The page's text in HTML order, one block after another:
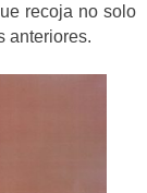
recoja no solo
anteriores.